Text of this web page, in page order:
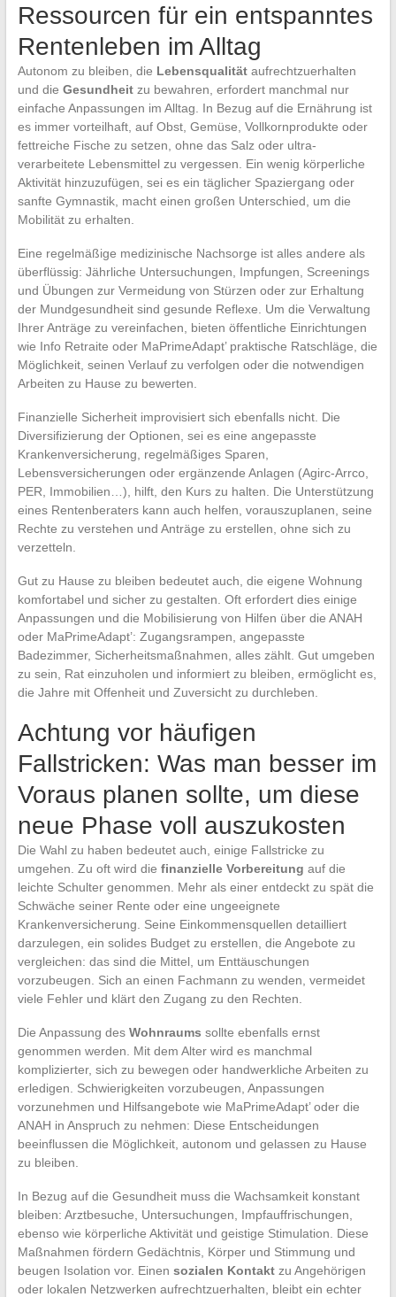
Ressourcen für ein entspanntes
Rentenleben im Alltag
Autonom zu bleiben, die Lebensqualitätaufrechtzuerhalten
und die Gesundheitzu bewahren, erfordert manchmal nur
einfache Anpassungen im Alltag. In Bezug auf die Ernährung ist
es immer vorteilhaft, auf Obst, Gemüse, Vollkornprodukte oder
fettreiche Fische zu setzen, ohne das Salz oder ultra-
verarbeitete Lebensmittel zu vergessen. Ein wenig körperliche
Aktivität hinzuzufügen, sei es ein täglicher Spaziergang oder
sanfte Gymnastik, macht einen großen Unterschied, um die
Mobilität zu erhalten.
Eine regelmäßige medizinische Nachsorge ist alles andere als
überflüssig: Jährliche Untersuchungen, Impfungen, Screenings
und Übungen zur Vermeidung von Stürzen oder zur Erhaltung
der Mundgesundheit sind gesunde Reflexe. Um die Verwaltung
Ihrer Anträge zu vereinfachen, bieten öffentliche Einrichtungen
wie Info Retraite oder MaPrimeAdapt’ praktische Ratschläge, die
Möglichkeit, seinen Verlauf zu verfolgen oder die notwendigen
Arbeiten zu Hause zu bewerten.
Finanzielle Sicherheit improvisiert sich ebenfalls nicht. Die
Diversifizierung der Optionen, sei es eine angepasste
Krankenversicherung, regelmäßiges Sparen,
Lebensversicherungen oder ergänzende Anlagen (Agirc-Arrco,
PER, Immobilien…), hilft, den Kurs zu halten. Die Unterstützung
eines Rentenberaters kann auch helfen, vorauszuplanen, seine
Rechte zu verstehen und Anträge zu erstellen, ohne sich zu
verzetteln.
Gut zu Hause zu bleiben bedeutet auch, die eigene Wohnung
komfortabel und sicher zu gestalten. Oft erfordert dies einige
Anpassungen und die Mobilisierung von Hilfen über die ANAH
oder MaPrimeAdapt’: Zugangsrampen, angepasste
Badezimmer, Sicherheitsmaßnahmen, alles zählt. Gut umgeben
zu sein, Rat einzuholen und informiert zu bleiben, ermöglicht es,
die Jahre mit Offenheit und Zuversicht zu durchleben.
Achtung vor häufigen
Fallstricken: Was man besser im
Voraus planen sollte, um diese
neue Phase voll auszukosten
Die Wahl zu haben bedeutet auch, einige Fallstricke zu
umgehen. Zu oft wird die finanzielle Vorbereitung auf die
leichte Schulter genommen. Mehr als einer entdeckt zu spät die
Schwäche seiner Rente oder eine ungeeignete
Krankenversicherung. Seine Einkommensquellen detailliert
darzulegen, ein solides Budget zu erstellen, die Angebote zu
vergleichen: das sind die Mittel, um Enttäuschungen
vorzubeugen. Sich an einen Fachmann zu wenden, vermeidet
viele Fehler und klärt den Zugang zu den Rechten.
Die Anpassung des Wohnraums sollte ebenfalls ernst
genommen werden. Mit dem Alter wird es manchmal
komplizierter, sich zu bewegen oder handwerkliche Arbeiten zu
erledigen. Schwierigkeiten vorzubeugen, Anpassungen
vorzunehmen und Hilfsangebote wie MaPrimeAdapt’ oder die
ANAH in Anspruch zu nehmen: Diese Entscheidungen
beeinflussen die Möglichkeit, autonom und gelassen zu Hause
zu bleiben.
In Bezug auf die Gesundheit muss die Wachsamkeit konstant
bleiben: Arztbesuche, Untersuchungen, Impfauffrischungen,
ebenso wie körperliche Aktivität und geistige Stimulation. Diese
Maßnahmen fördern Gedächtnis, Körper und Stimmung und
beugen Isolation vor. Einen sozialen Kontaktzu Angehörigen
oder lokalen Netzwerken aufrechtzuerhalten, bleibt ein echter